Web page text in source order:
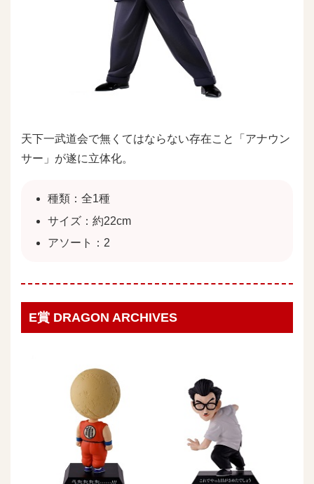
天下一武道会で無くてはならない存在こと「アナウン
サー」が遂に立体化。
種類：全1種
サイズ：約22cm
アソート：2
E賞 DRAGON ARCHIVES